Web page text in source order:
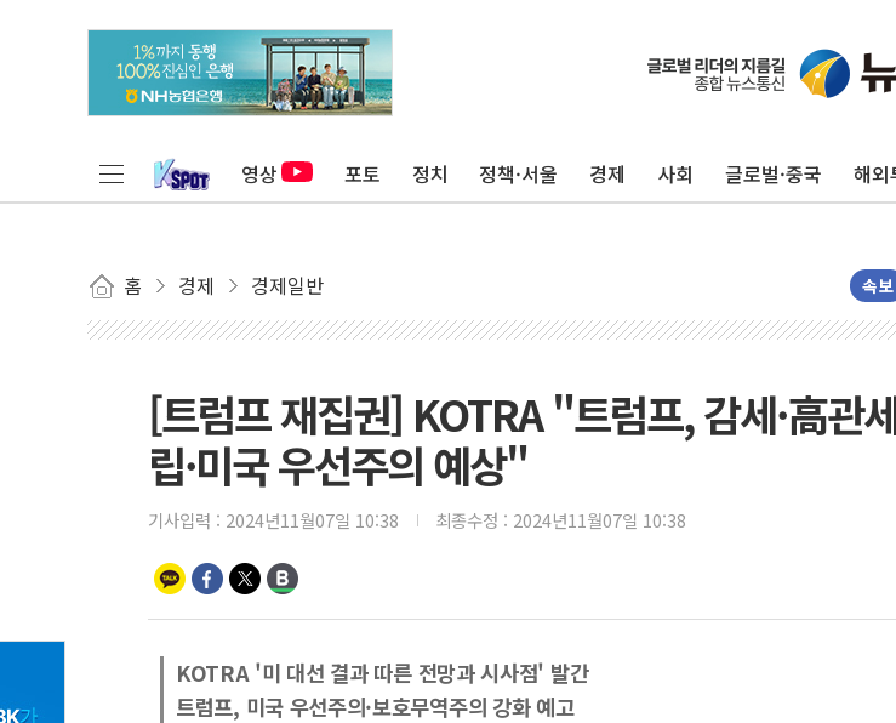
영상 포토 정치 정책·서울 경제 사회 글로벌·중국 해외
홈 경제 경제일반 속보
[트럼프 재집권] KOTRA "트럼프, 감세·高관
립·미국 우선주의 예상"
기사입력 : 2024년11월07일 10:38 최종수정 : 2024년11월07일 10:38
KOTRA '미 대선 결과 따른 전망과 시사점' 발간
트럼프, 미국 우선주의·보호무역주의 강화 예고